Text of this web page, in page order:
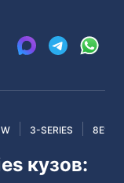
3-SERIES 8E15
кузов: